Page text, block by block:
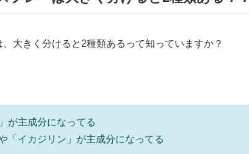
大きく分けると2種類あるって知っていますか？
が主成分になってる
「イカジリン」が主成分になってる